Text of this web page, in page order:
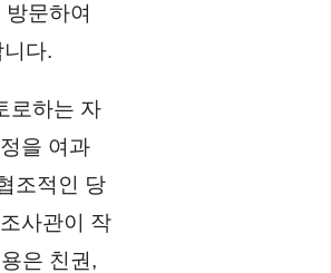
문하여
다.
로하는 자
을 여과
조적인 당
사관이 작
은 친권,